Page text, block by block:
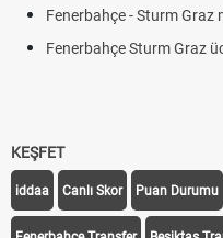
Fenerbahçe - Sturm Graz
Fenerbahçe Sturm Graz
KEŞFET
iddaa Canlı Skor Puan Durumu